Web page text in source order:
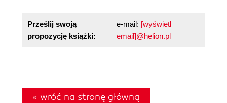
Prześlij swoją
propozycję książki:
e-mail: [wyświetl
email]@helion.pl
« wróć na stronę główną